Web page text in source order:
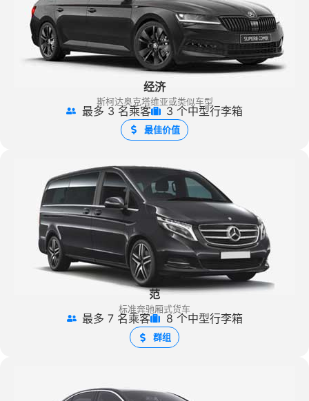
经济
斯柯达奥克塔维亚或类似车型
最多 3 名乘客 3 个中型行李箱
最佳价值
范
标准奔驰厢式货车
最多 7 名乘客 8 个中型行李箱
群组